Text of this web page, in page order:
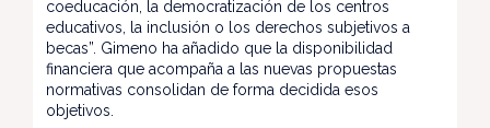
coeducación, la democratización de los centros
educativos, la inclusión o los derechos subjetivos a
becas”. Gimeno ha añadido que la disponibilidad
financiera que acompaña a las nuevas propuestas
normativas consolidan de forma decidida esos
objetivos.